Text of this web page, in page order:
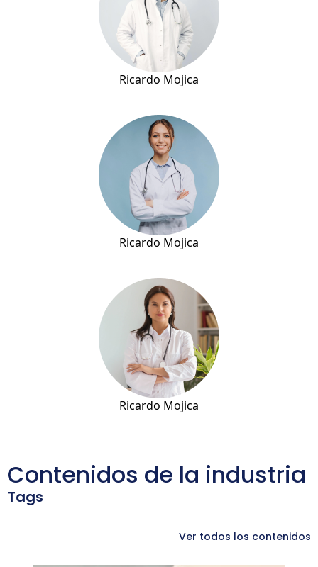
Ricardo Mojica
Ricardo Mojica
Ricardo Mojica
Contenidos de la industria
Tags
Ver todos los contenidos